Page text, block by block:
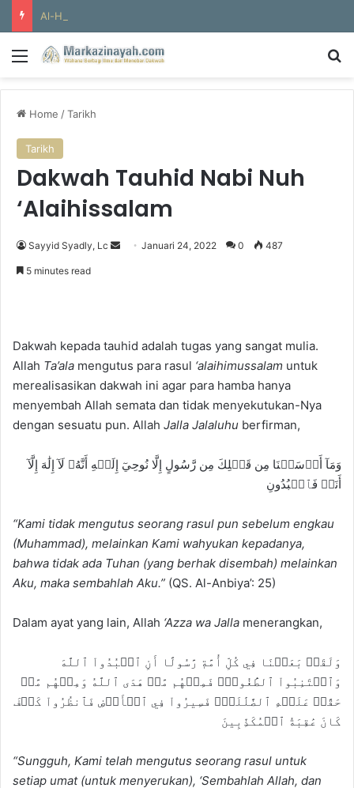
Al-Hajun
Menu
Home /Tarikh
Tarikh
Dakwah Tauhid Nabi Nuh
‘Alaihissalam
Sayyid Syadly, Lc
SendJanuari 24, 2022 0 487
5 minutes read
Dakwah kepada tauhid adalah tugas yang sangat mulia.
Allah Ta’ala mengutus para rasul ‘alaihimussalam untuk
merealisasikan dakwah ini agar para hamba hanya
menyembah Allah semata dan tidak menyekutukan-Nya
dengan sesuatu pun. Allah Jalla Jalaluhu berfirman,
وَمَآ أَرۡسَلۡنَا مِن قَبۡلِكَ مِن رَّسُولٍ إِلَّا نُوحِيٓ إِلَيۡهِ أَنَّهُۥ لَآ إِلَٰهَ إِلَّآ
أَنَا۠ فَٱعۡبُدُونِ
“Kami tidak mengutus seorang rasul pun sebelum engkau
(Muhammad), melainkan Kami wahyukan kepadanya,
bahwa tidak ada Tuhan (yang berhak disembah) melainkan
Aku, maka sembahlah Aku.” (QS. Al-Anbiya’: 25)
Dalam ayat yang lain, Allah ‘Azza wa Jalla menerangkan,
وَلَقَدۡ بَعَثۡنَا فِي كُلِّ أُمَّةٖ رَّسُولًا أَنِ ٱعۡبُدُواْ ٱللَّهَ
وَٱجۡتَنِبُواْ ٱلطَّٰغُوتَۖ فَمِنۡهُم مَّنۡ هَدَى ٱللَّهُ وَمِنۡهُم مَّنۡ
حَقَّتۡ عَلَيۡهِ ٱلضَّلَٰلَةُۚ فَسِيرُواْ فِي ٱلۡأَرۡضِ فَٱنظُرُواْ كَيۡفَ
كَانَ عَٰقِبَةُ ٱلۡمُكَذِّبِينَ
“Sungguh, Kami telah mengutus seorang rasul untuk
setiap umat (untuk menyerukan), ‘Sembahlah Allah, dan